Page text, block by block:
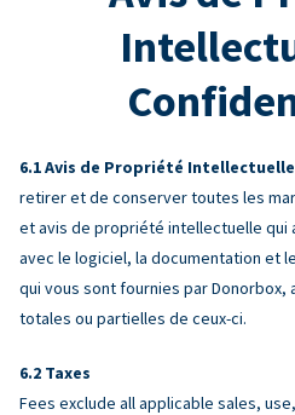
Avis de Propriété
retirer et de conserver toutes les
et avis de propriété intellectuelle qui
avec le logiciel, la documentation et
qui vous sont fournies par
totales ou partielles de ceux-ci.
Taxes
Fees exclude all applicable sales,